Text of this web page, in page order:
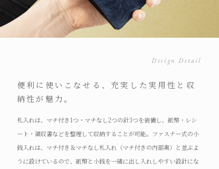
Design Detail
便利に使いこなせる、充実した実用性と収
納性が魅力。
札入れは、マチ付き1つ・マチなし2つの計3つを装備し、紙幣・レシ
ート・領収書などを整理して収納することが可能。ファスナー式の小
銭入れは、マチ付き＆マチなし札入れ（マチ付きの内部奥）と並ぶよ
うに設けているので、紙幣と小銭を一緒に出し入れしやすい設計にな